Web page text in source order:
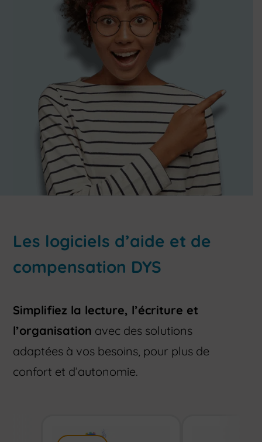
Les logiciels d’aide et de
compensation DYS
Simplifiez la lecture, l’écriture et
l’organisation avec des solutions
adaptées à vos besoins, pour plus de
confort et d’autonomie.